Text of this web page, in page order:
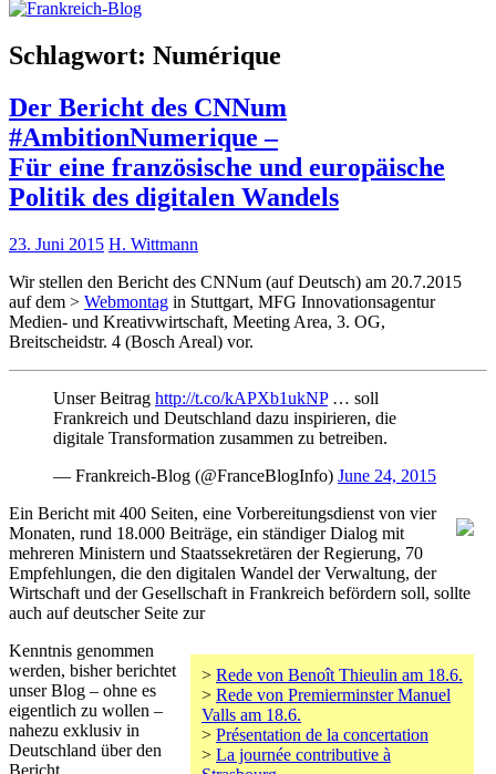
Schlagwort: Numérique
Der Bericht des CNNum
#AmbitionNumerique –
Für eine französische und europäische
Politik des digitalen Wandels
23. Juni 2015 H. Wittmann
Wir stellen den Bericht des CNNum (auf Deutsch) am 20.7.2015
auf dem > Webmontag in Stuttgart, MFG Innovationsagentur
Medien- und Kreativwirtschaft, Meeting Area, 3. OG,
Breitscheidstr. 4 (Bosch Areal) vor.
Unser Beitrag http://t.co/kAPXb1ukNP… soll
Frankreich und Deutschland dazu inspirieren, die
digitale Transformation zusammen zu betreiben.
— Frankreich-Blog (@FranceBlogInfo) June 24, 2015
Ein Bericht mit 400 Seiten, eine Vorbereitungsdienst von vier
Monaten, rund 18.000 Beiträge, ein ständiger Dialog mit
mehreren Ministern und Staatssekretären der Regierung, 70
Empfehlungen, die den digitalen Wandel der Verwaltung, der
Wirtschaft und der Gesellschaft in Frankreich befördern soll, sollte
auch auf deutscher Seite zur
> Rede von Benoît Thieulin am 18.6.
> Rede von Premierminster Manuel
Valls am 18.6.
> Présentation de la concertation
> La journée contributive à
Kenntnis genommen
werden, bisher berichtet
unser Blog – ohne es
eigentlich zu wollen –
nahezu exklusiv in
Deutschland über den
Bericht